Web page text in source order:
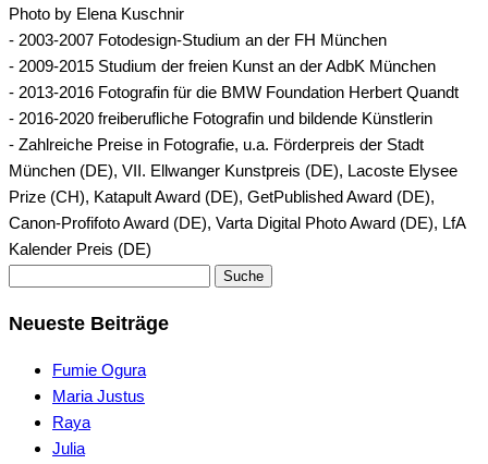
Photo by Elena Kuschnir
- 2003-2007 Fotodesign-Studium an der FH München
- 2009-2015 Studium der freien Kunst an der AdbK München
- 2013-2016 Fotografin für die BMW Foundation Herbert Quandt
- 2016-2020 freiberufliche Fotografin und bildende Künstlerin
- Zahlreiche Preise in Fotografie, u.a. Förderpreis der Stadt
München (DE), VII. Ellwanger Kunstpreis (DE), Lacoste Elysee
Prize (CH), Katapult Award (DE), GetPublished Award (DE),
Canon-Profifoto Award (DE), Varta Digital Photo Award (DE), LfA
Kalender Preis (DE)
Neueste Beiträge
Fumie Ogura
Maria Justus
Raya
Julia